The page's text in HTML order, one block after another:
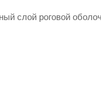
слой роговой